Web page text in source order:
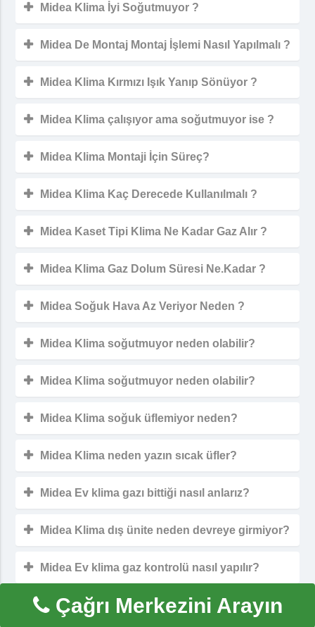
Midea Klima İyi Soğutmuyor ?
Midea De Montaj Montaj İşlemi Nasıl Yapılmalı ?
Midea Klima Kırmızı Işık Yanıp Sönüyor ?
Midea Klima çalışıyor ama soğutmuyor ise ?
Midea Klima Montaji İçin Süreç?
Midea Klima Kaç Derecede Kullanılmalı ?
Midea Kaset Tipi Klima Ne Kadar Gaz Alır ?
Midea Klima Gaz Dolum Süresi Ne.Kadar ?
Midea Soğuk Hava Az Veriyor Neden ?
Midea Klima soğutmuyor neden olabilir?
Midea Klima soğutmuyor neden olabilir?
Midea Klima soğuk üflemiyor neden?
Midea Klima neden yazın sıcak üfler?
Midea Ev klima gazı bittiği nasıl anlarız?
Midea Klima dış ünite neden devreye girmiyor?
Midea Ev klima gaz kontrolü nasıl yapılır?
Midea Ev klima Gazı Neden Biter?
Çağrı Merkezini Arayın